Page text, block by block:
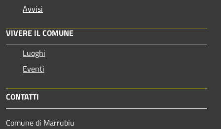
Avvisi
VIVERE IL COMUNE
Luoghi
Eventi
CONTATTI
Comune di Marrubiu